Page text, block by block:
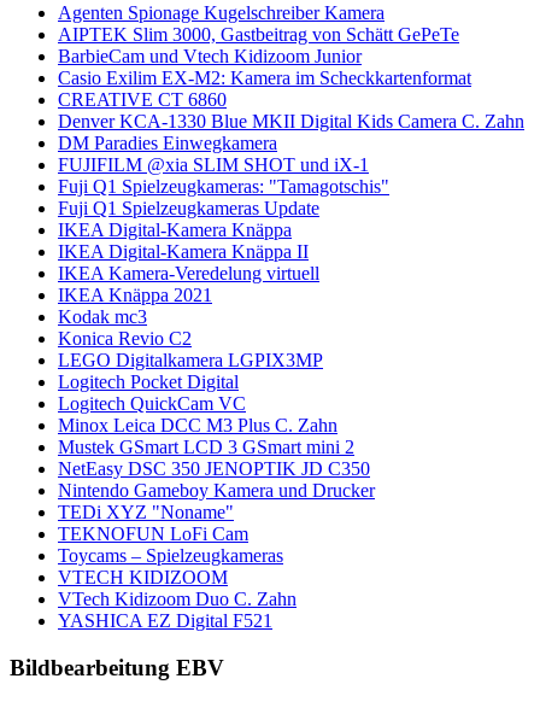
Agenten Spionage Kugelschreiber Kamera
AIPTEK Slim 3000, Gastbeitrag von Schätt GePeTe
BarbieCam und Vtech Kidizoom Junior
Casio Exilim EX-M2: Kamera im Scheckkartenformat
CREATIVE CT 6860
Denver KCA-1330 Blue MKII Digital Kids Camera C. Zahn
DM Paradies Einwegkamera
FUJIFILM @xia SLIM SHOT und iX-1
Fuji Q1 Spielzeugkameras: "Tamagotschis"
Fuji Q1 Spielzeugkameras Update
IKEA Digital-Kamera Knäppa
IKEA Digital-Kamera Knäppa II
IKEA Kamera-Veredelung virtuell
IKEA Knäppa 2021
Kodak mc3
Konica Revio C2
LEGO Digitalkamera LGPIX3MP
Logitech Pocket Digital
Logitech QuickCam VC
Minox Leica DCC M3 Plus C. Zahn
Mustek GSmart LCD 3 GSmart mini 2
NetEasy DSC 350 JENOPTIK JD C350
Nintendo Gameboy Kamera und Drucker
TEDi XYZ "Noname"
TEKNOFUN LoFi Cam
Toycams – Spielzeugkameras
VTECH KIDIZOOM
VTech Kidizoom Duo C. Zahn
YASHICA EZ Digital F521
Bildbearbeitung EBV